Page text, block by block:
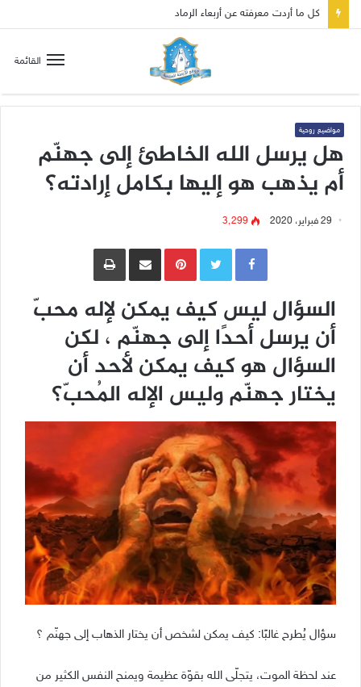
صلاة إلى مريم سلطانة السلام لتهدئة الغضب الإلهي
القائمة
مواضيع روحية
هل يرسل الله الخاطئ إلى جهنّم
أم يذهب هو إليها بكامل إرادته؟
29 فبراير، 2020 3٬299
Pinterestمشاركة عبر البريد طباعة
السؤال ليس كيف يمكن لإله محبّ
أن يرسل أحدًا إلى جهنّم ، لكن
السؤال هو كيف يمكن لأحد أن
يختار جهنّم وليس الإله المُحبّ؟
سؤال يُطرح غالبًا: كيف يمكن لشخص أن يختار الذهاب إلى جهنّم ؟
عند لحظة الموت، يتجلّى الله بقوّة عظيمة ويمنح النفس الكثير من